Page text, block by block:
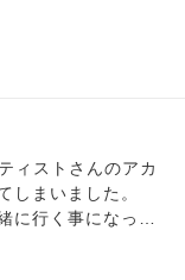
運んでいます
、正解が分からず
となり、子供を授
すがやはり私が
授かれたとしても
で生まれてこれな
しょうか。
ィストさんのアカ
しまいました。
に行く事になった
てしまい、その後